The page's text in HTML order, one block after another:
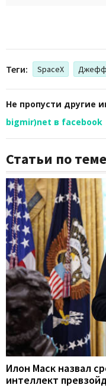
Теги: SpaceX Джефф
Не пропусти другие
bigmir)net в facebook
Статьи по теме
Илон Маск назвал
интеллект